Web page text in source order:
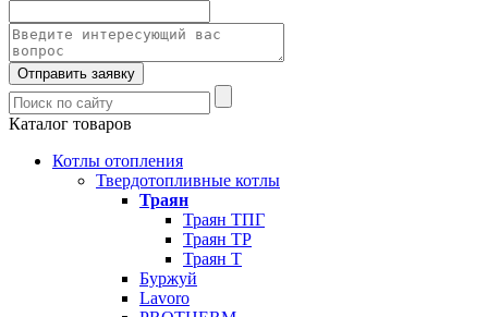
Отправить заявку
Каталог товаров
Котлы отопления
Твердотопливные котлы
Траян
Траян ТПГ
Траян ТР
Траян Т
Буржуй
Lavoro